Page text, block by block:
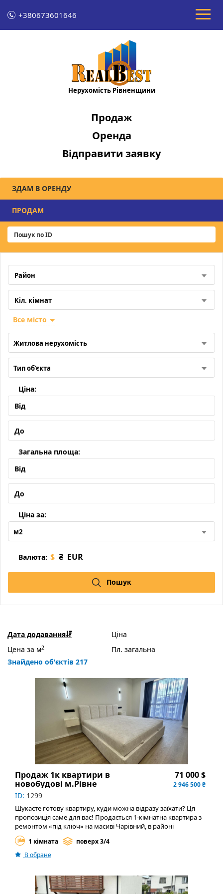
+380673601646
Нерухомість Рівненщини
Продаж
Оренда
Відправити заявку
ЗДАМ В ОРЕНДУ
ПРОДАМ
Все місто
Житлова нерухомість
Тип об'єкта
Ціна:
Загальна площа:
Ціна за:
м2
Валюта: $ ₴ EUR
Пошук
Дата додавання
Ціна
Цена за м2
Пл. загальна
Знайдено об'єктів 217
Продаж 1к квартири в
новобудові м.Рівне
ID: 1299
71 000 $
2 946 500 ₴
Шукаєте готову квартиру, куди можна відразу заїхати? Ця
пропозиція саме для вас! Продається 1-кімнатна квартира з
ремонтом «під ключ» на масиві Чарівний, в районі
Льонокомбінату. Основні переваги: Площа: Просторі 52 м²
на 3-му поверсі 4-поверхового будинку. Індивідуальне
газове опалення та тепла підлога по всій квартирі (санвузол,
(кондиціонер, вбудований холодильник, варильна
поверхня, духова шафа, ліжко, диван) залишаються новим
1 кімната
поверх 3/4
В обране